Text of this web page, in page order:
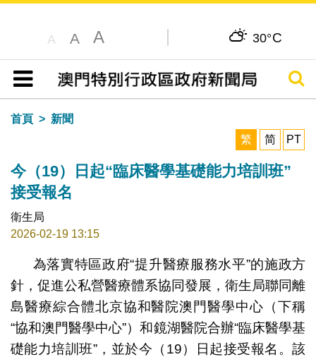
A A A 30°C
目錄
搜尋
首頁
新聞
繁
简 PT
今（19）日起“臨床醫學基礎能力培訓班”
接受報名
衛生局
2026-02-19 13:15
為落實特區政府“提升醫療服務水平”的施政方
針，促進公私營醫療體系協同發展，衛生局聯同離
島醫療綜合體北京協和醫院澳門醫學中心（下稱
“協和澳門醫學中心”）和鏡湖醫院合辦“臨床醫學基
礎能力培訓班”，並於今（19）日起接受報名。該